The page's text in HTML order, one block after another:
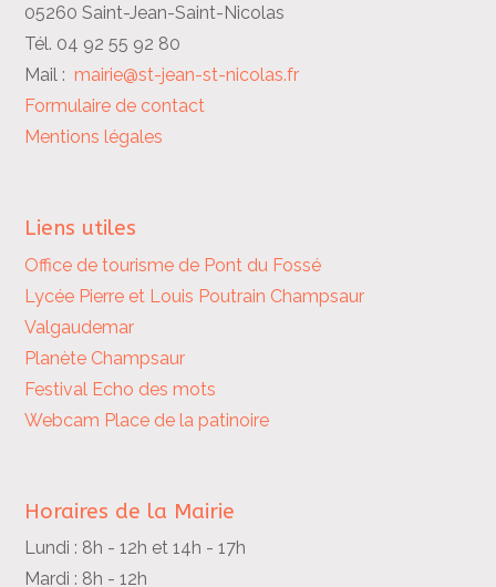
05260 Saint-Jean-Saint-Nicolas
Tél. 04 92 55 92 80
Mail :mairie@st-jean-st-nicolas.fr
Formulaire de contact
Mentions légales
Liens utiles
Office de tourisme de Pont du Fossé
Lycée Pierre et Louis Poutrain Champsaur
Valgaudemar
Planète Champsaur
Festival Echo des mots
Webcam Place de la patinoire
Horaires de la Mairie
Lundi : 8h - 12h et 14h - 17h
Mardi : 8h - 12h